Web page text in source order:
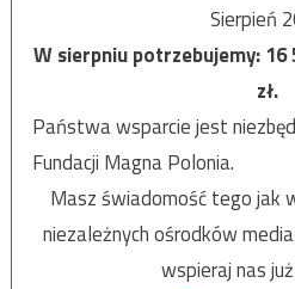
Sierpień
W sierpniu potrzebujemy:16
zł.
Państwa wsparcie jest
Fundacji Magna Polonia.
Masz świadomość tego jak
niezależnych ośrodków
wspieraj nas